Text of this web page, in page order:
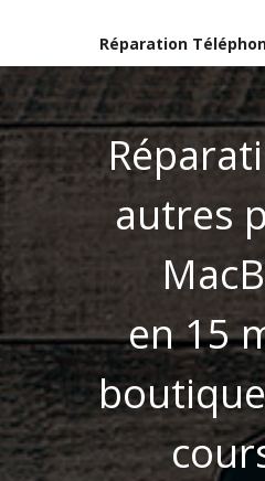
Réparation
autres
en 15